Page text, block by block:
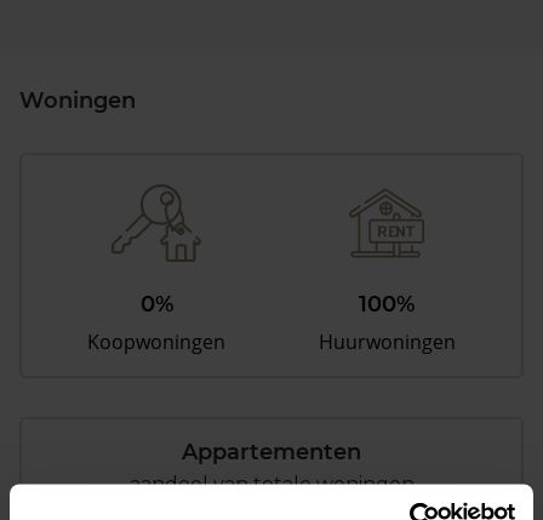
Woningen
0%
Koopwoningen
100%
Huurwoningen
Appartementen
aandeel van totale woningen